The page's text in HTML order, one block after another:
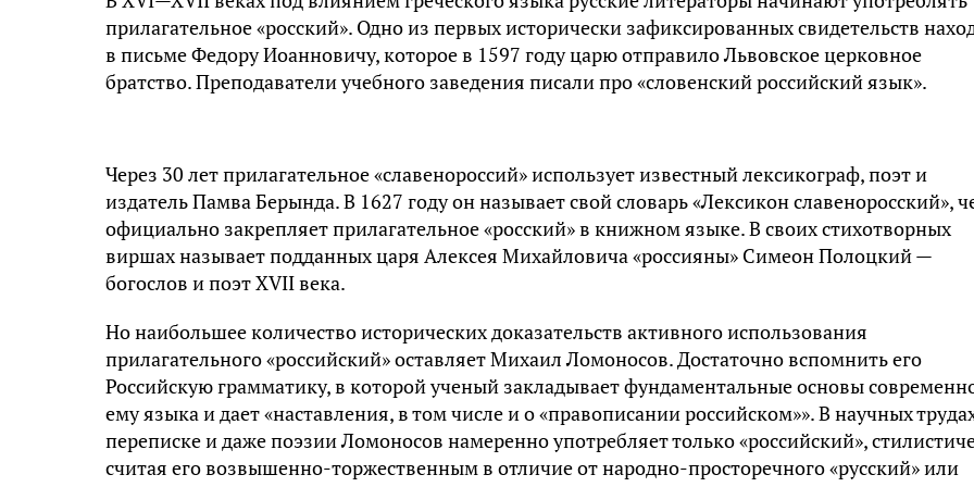
прилагательное «росский». Одно из первых исторически зафиксированных свидетельств
в письме Федору Иоанновичу, которое в 1597 году царю отправило Львовское церковное
братство. Преподаватели учебного заведения писали про «словенский российский язык».
Через 30 лет прилагательное «славенороссий» использует известный лексикограф, поэт и
издатель Памва Берында. В 1627 году он называет свой словарь «Лексикон славеноросский»,
официально закрепляет прилагательное «росский» в книжном языке. В своих стихотворных
виршах называет подданных царя Алексея Михайловича «россияны» Симеон Полоцкий —
богослов и поэт XVII века.
Но наибольшее количество исторических доказательств активного использования
прилагательного «российский» оставляет Михаил Ломоносов. Достаточно вспомнить его
Российскую грамматику, в которой ученый закладывает фундаментальные основы
ему языка и дает «наставления, в том числе и о «правописании российском»». В научных
переписке и даже поэзии Ломоносов намеренно употребляет только «российский»,
считая его возвышенно-торжественным в отличие от народно-просторечного «русский» или